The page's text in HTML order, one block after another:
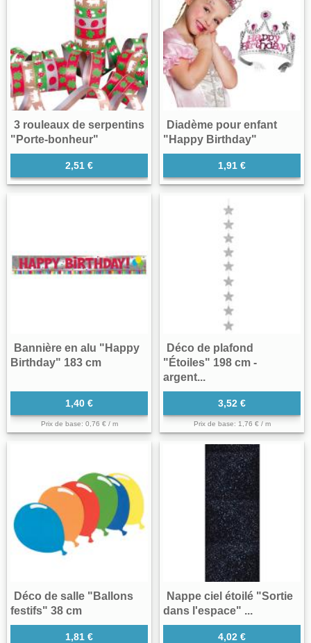
3 rouleaux de serpentins
"Porte-bonheur"
2,51 €
Diadème pour enfant
"Happy Birthday"
1,91 €
Bannière en alu "Happy
Birthday" 183 cm
1,40 €
Prix de base: 0,76 € / m
Déco de plafond
"Étoiles" 198 cm -
argent...
3,52 €
Prix de base: 1,76 € / m
Déco de salle "Ballons
festifs" 38 cm
1,81 €
Nappe ciel étoilé "Sortie
dans l'espace" ...
4,02 €